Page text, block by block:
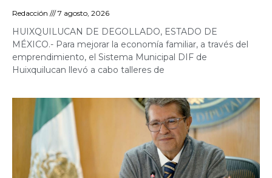
Redacción 7 agosto, 2026
HUIXQUILUCAN DE DEGOLLADO, ESTADO DE
MÉXICO.- Para mejorar la economía familiar, a través del
emprendimiento, el Sistema Municipal DIF de
Huixquilucan llevó a cabo talleres de